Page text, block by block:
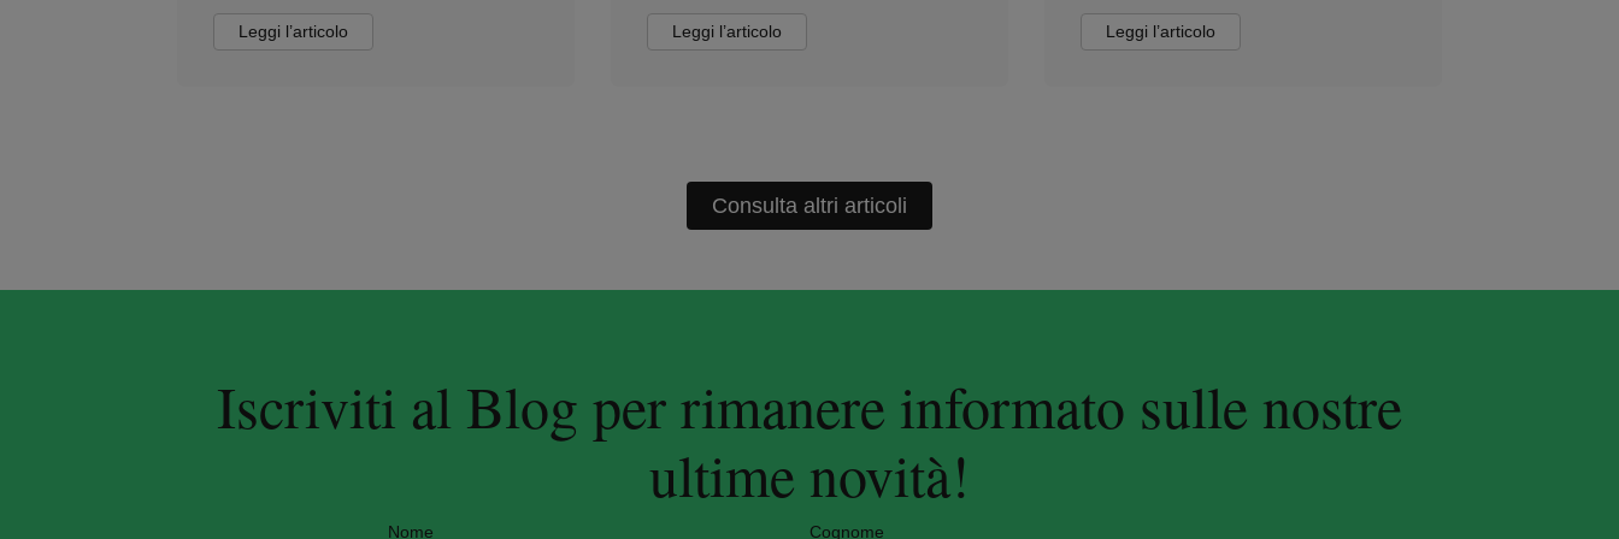
Leggi l’articolo Leggi l’articolo Leggi l’articolo
Consulta altri articoli
Iscriviti al Blog per rimanere informato sulle nostre
ultime novità!
Nome Cognome